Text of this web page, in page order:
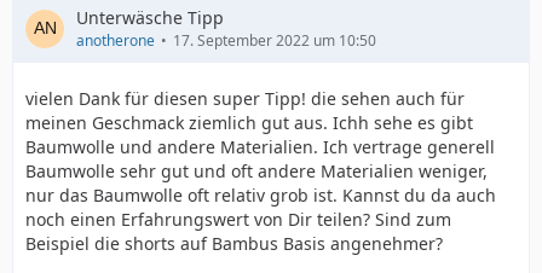
Unterwäsche Tipp
anotherone 17. September 2022 um 10:50
vielen Dank für diesen super Tipp! die sehen auch für
meinen Geschmack ziemlich gut aus. Ichh sehe es gibt
Baumwolle und andere Materialien. Ich vertrage generell
Baumwolle sehr gut und oft andere Materialien weniger,
nur das Baumwolle oft relativ grob ist. Kannst du da auch
noch einen Erfahrungswert von Dir teilen? Sind zum
Beispiel die shorts auf Bambus Basis angenehmer?